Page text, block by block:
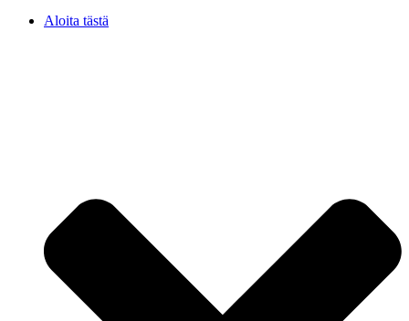
Aloita tästä